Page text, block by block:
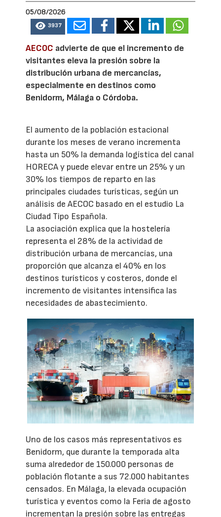
05/08/2026
3937
AECOC advierte de que el incremento de
visitantes eleva la presión sobre la
distribución urbana de mercancías,
especialmente en destinos como
Benidorm, Málaga o Córdoba.
El aumento de la población estacional
durante los meses de verano incrementa
hasta un 50% la demanda logística del canal
HORECA y puede elevar entre un 25% y un
30% los tiempos de reparto en las
principales ciudades turísticas, según un
análisis de AECOC basado en el estudio La
Ciudad Tipo Española.
La asociación explica que la hostelería
representa el 28% de la actividad de
distribución urbana de mercancías, una
proporción que alcanza el 40% en los
destinos turísticos y costeros, donde el
incremento de visitantes intensifica las
necesidades de abastecimiento.
Uno de los casos más representativos es
Benidorm, que durante la temporada alta
suma alrededor de 150.000 personas de
población flotante a sus 72.000 habitantes
censados. En Málaga, la elevada ocupación
turística y eventos como la Feria de agosto
incrementan la presión sobre las entregas